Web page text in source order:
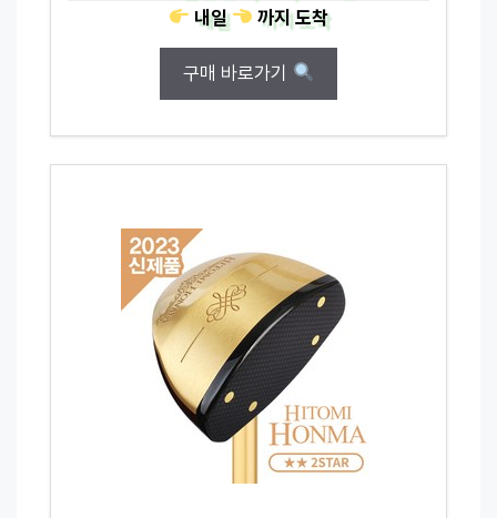
내일
까지도착
구매 바로가기